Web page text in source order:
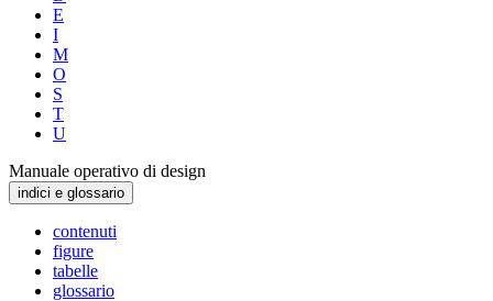
E
I
M
O
S
T
U
Manuale operativo di design
indici e glossario
contenuti
figure
tabelle
glossario